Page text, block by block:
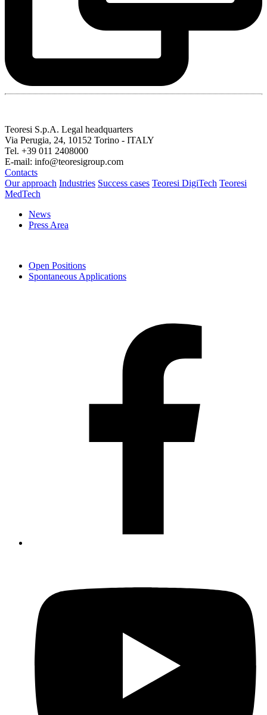
Teoresi S.p.A. Legal headquarters
Via Perugia, 24, 10152 Torino - ITALY
Tel. +39 011 2408000
E-mail: info@teoresigroup.com
Contacts
Our approach Industries Success cases Teoresi DigiTech Teoresi
MedTech
News
Press Area
Open Positions
Spontaneous Applications